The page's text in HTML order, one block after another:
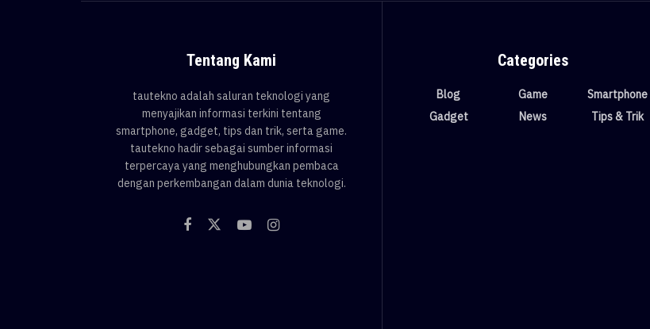
Tentang Kami
tautekno adalah saluran teknologi yang
menyajikan informasi terkini tentang
smartphone, gadget, tips dan trik, serta game.
tautekno hadir sebagai sumber informasi
terpercaya yang menghubungkan pembaca
dengan perkembangan dalam dunia teknologi.
Categories
Blog
Gadget
Game
News
Smartphone
Tips & Trik